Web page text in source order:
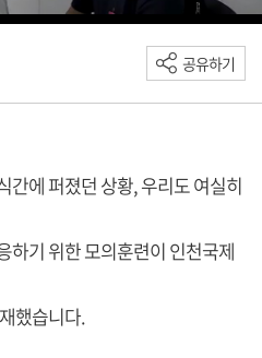
공유하기
간에 퍼졌던 상황, 우리도 여실히
하기 위한 모의훈련이 인천국제
했습니다.